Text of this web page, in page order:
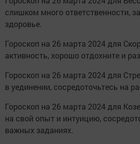
слишком много ответственности,
здоровье.
Гороскоп на 26 марта 2024 для
активность, хорошо отдохните и
Гороскоп на 26 марта 2024 для
в уединении, сосредоточьтесь на
Гороскоп на 26 марта 2024 для
на свой опыт и интуицию,
важных заданиях.